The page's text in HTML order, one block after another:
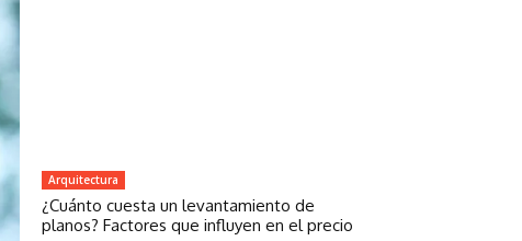
Arquitectura
¿Cuánto cuesta un levantamiento de
planos? Factores que influyen en el precio